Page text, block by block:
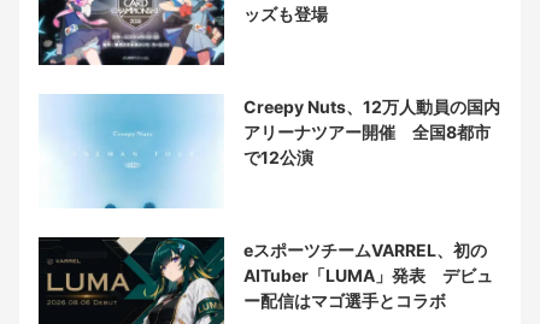
ッズも登場
Creepy Nuts、12万人動員の国内
アリーナツアー開催 全国8都市
で12公演
eスポーツチームVARREL、初の
AITuber「LUMA」発表 デビュ
ー配信はマゴ選手とコラボ